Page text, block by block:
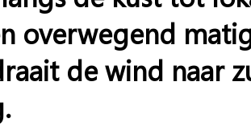
overwegend
de wind naar